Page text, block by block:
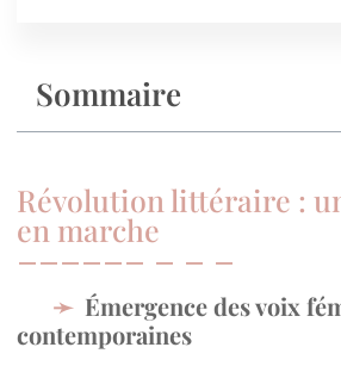
Sommaire
Révolution littéraire :
en marche
Émergence des voix
contemporaines